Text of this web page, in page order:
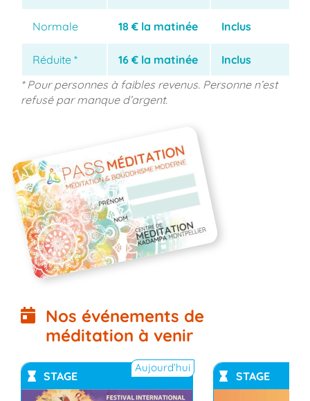
Normale 18 € la matinée Inclus
Réduite * 16 € la matinée
Inclus
* Pour personnes à faibles revenus. Personne n’est
refusé par manque d’argent.
Nos événements de
méditation à venir
STAGE
Aujourd’hui
STAGE